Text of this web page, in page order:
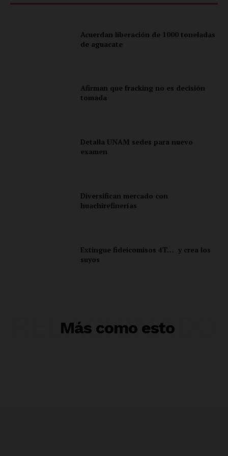
Acuerdan liberación de 1000 toneladas
de aguacate
Afirman que fracking no es decisión
tomada
Detalla UNAM sedes para nuevo
examen
Diversifican mercado con
huachirefinerías
Extingue fideicomisos 4T… y crea los
suyos
Más como esto
RELACIONADO